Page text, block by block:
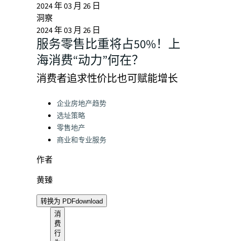
2024 年 03 月 26 日
洞察
2024 年 03 月 26 日
服务零售比重将占50%！上
海消费“动力”何在？
消费者追求性价比也可赋能增长
Categories:
企业房地产趋势
选址策略
零售地产
商业和专业服务
作者
黄臻
转换为 PDFdownload
消
费
行